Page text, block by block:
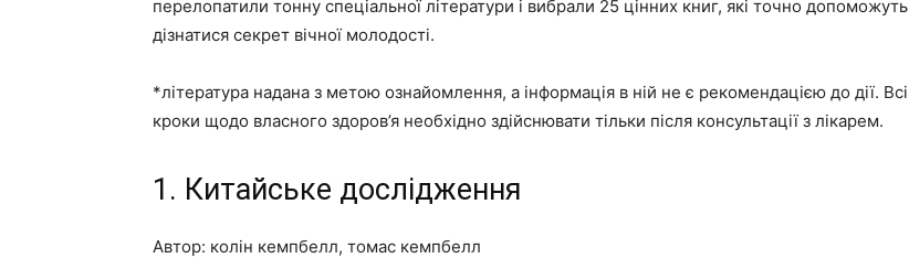
перелопатили тонну спеціальної літератури і вибрали 25 цінних книг, які точно допоможуть
дізнатися секрет вічної молодості.
*література надана з метою ознайомлення, а інформація в ній не є рекомендацією до дії. Всі
кроки щодо власного здоров’я необхідно здійснювати тільки після консультації з лікарем.
1. Китайське дослідження
Автор: колін кемпбелл, томас кемпбелл